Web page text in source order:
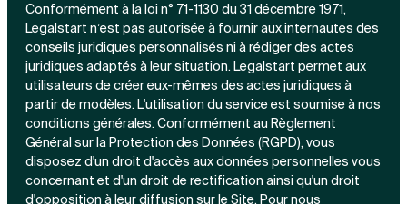
Conformément à la loi n° 71-1130 du 31 décembre 1971,
Legalstart n’est pas autorisée à fournir aux internautes des
conseils juridiques personnalisés ni à rédiger des actes
juridiques adaptés à leur situation. Legalstart permet aux
utilisateurs de créer eux-mêmes des actes juridiques à
partir de modèles. L'utilisation du service est soumise à nos
conditions générales. Conformément au Règlement
Général sur la Protection des Données (RGPD), vous
disposez d'un droit d'accès aux données personnelles vous
concernant et d'un droit de rectification ainsi qu'un droit
d'opposition à leur diffusion sur le Site. Pour nous